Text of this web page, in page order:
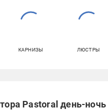
КАРНИЗЫ ЛЮСТРЫ
Pastoral день-